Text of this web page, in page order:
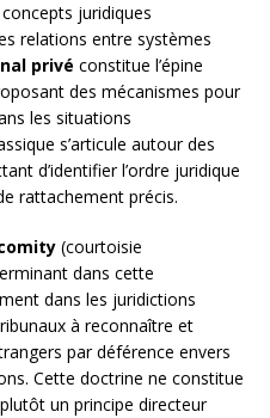
juridiques
relations entre systèmes
privé constitue l’épine
des mécanismes pour
les situations
s’articule autour des
d’identifier l’ordre juridique
rattachement précis.
(courtoisie
dans cette
dans les juridictions
à reconnaître et
par déférence envers
Cette doctrine ne constitue
un principe directeur